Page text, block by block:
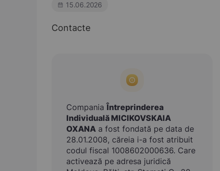
15.06.2026
Contacte
CompaniaÎntreprinderea
Individuală MICIKOVSKAIA
OXANA a fost fondată pe data de
28.01.2008, căreia i-a fost atribuit
codul fiscal 1008602000636. Care
activează pe adresa juridică